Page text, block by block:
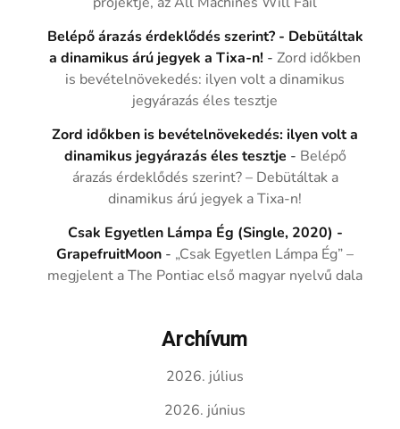
Belépő árazás érdeklődés szerint? - Debütáltak
a dinamikus árú jegyek a Tixa-n! -Zord időkben
is bevételnövekedés: ilyen volt a dinamikus
jegyárazás éles tesztje
Zord időkben is bevételnövekedés: ilyen volt a
dinamikus jegyárazás éles tesztje - Belépő
árazás érdeklődés szerint? – Debütáltak a
dinamikus árú jegyek a Tixa-n!
Csak Egyetlen Lámpa Ég (Single, 2020) -
GrapefruitMoon - „Csak Egyetlen Lámpa Ég” –
megjelent a The Pontiac első magyar nyelvű dala
Archívum
2026. július
2026. június